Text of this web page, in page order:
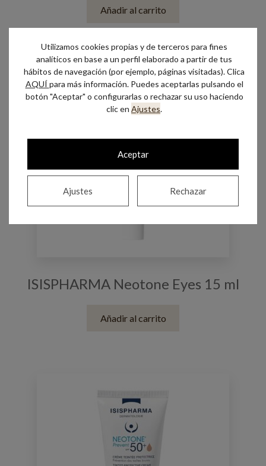
Añadir al carrito
ISISPHARMA Neotone Eyes 15 ml
Añadir al carrito
Utilizamos cookies propias y de terceros para fines
analíticos en base a un perfil elaborado a partir de tus
hábitos de navegación (por ejemplo, páginas visitadas). Clica
AQUÍpara más información. Puedes aceptarlas pulsando el
botón "Aceptar" o configurarlas o rechazar su uso haciendo
clic en Ajustes.
Aceptar
Rechazar
Ajustes